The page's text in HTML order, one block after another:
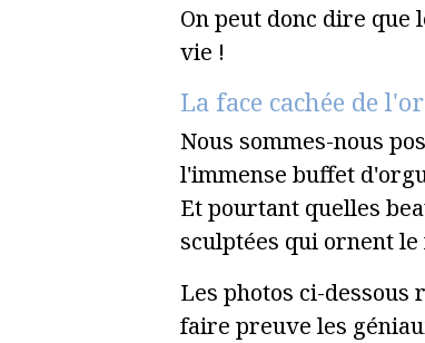
On peut donc dire que
vie !
La face cachée de
Nous sommes-nous
l'immense buffet
Et pourtant quelles
sculptées qui ornent
Les photos ci-
faire preuve les